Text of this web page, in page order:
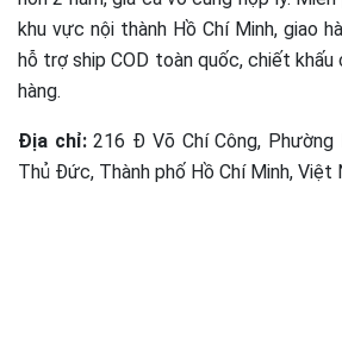
khu vực nội thành Hồ Chí Minh, giao
hỗ trợ ship COD toàn quốc, chiết
hàng.
Địa chỉ:216 Đ Võ Chí Công, Phường
Thủ Đức, Thành phố Hồ Chí Minh, Việt